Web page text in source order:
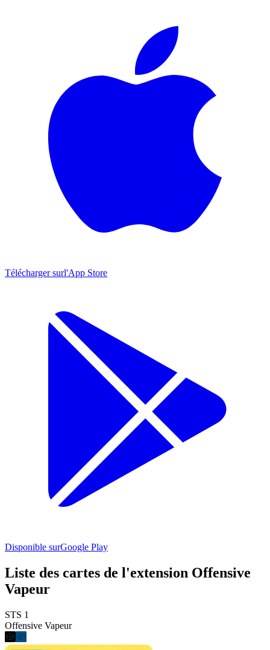
Télécharger surl'App Store
Disponible surGoogle Play
Liste des cartes de l'extension Offensive
Vapeur
STS 1
Offensive Vapeur